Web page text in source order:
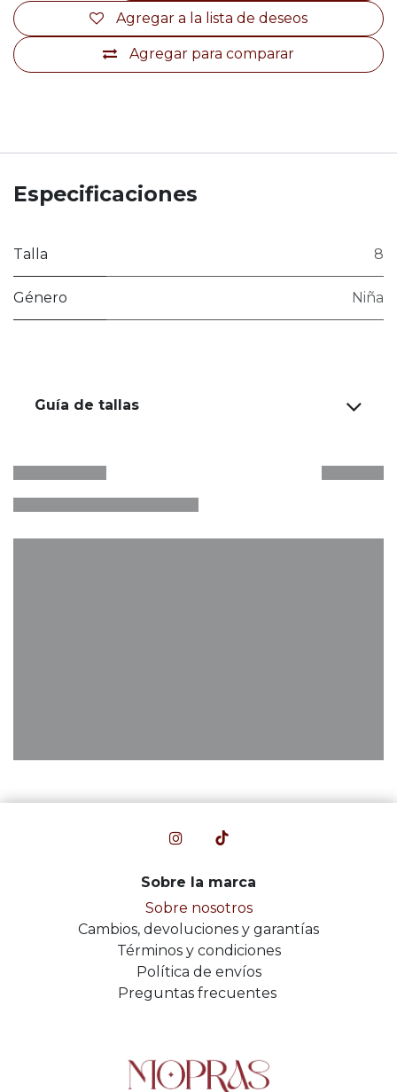
Agregar para comparar
Agregar a la lista de deseos
Especificaciones
Talla 8
Género Niña
Guía de tallas
Sobre la marca
Sobre nosotros
Cambios, devoluciones y garantías
Términos y condiciones
Política de envíos
Preguntas frecuentes